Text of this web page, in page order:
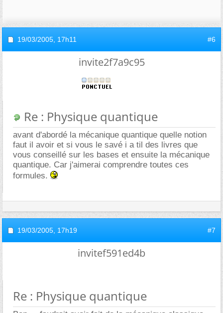
19/03/2005, 17h11 #6
invite2f7a9c95
Re : Physique quantique
avant d'abordé la mécanique quantique quelle notion
faut il avoir et si vous le savé i a til des livres que
vous conseillé sur les bases et ensuite la mécanique
quantique. Car j'aimerai comprendre toutes ces
formules.
19/03/2005, 17h19 #7
invitef591ed4b
Re : Physique quantique